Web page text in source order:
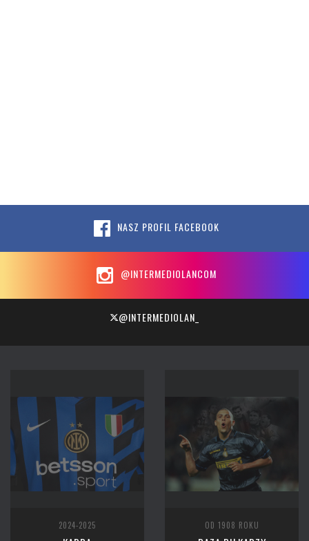
NASZ PROFIL FACEBOOK
@INTERMEDIOLANCOM
@INTERMEDIOLAN_
2024-2025 OD 1908 ROKU